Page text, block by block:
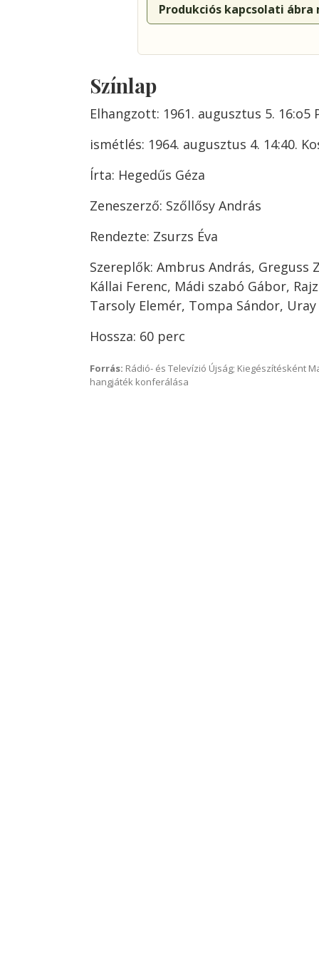
Produkciós kapcsolati
Színlap
Elhangzott: 1961. augusztus 5. 16:o5
ismétlés: 1964. augusztus 4. 14:40.
Írta: Hegedűs Géza
Zeneszerző: Szőllősy András
Rendezte: Zsurzs Éva
Szereplők: Ambrus András, Greguss
Kállai Ferenc, Mádi szabó Gábor,
Tarsoly Elemér, Tompa Sándor,
Hossza: 60 perc
Forrás: Rádió- és Televízió Újság; Kiegészítésként
hangjáték konferálása